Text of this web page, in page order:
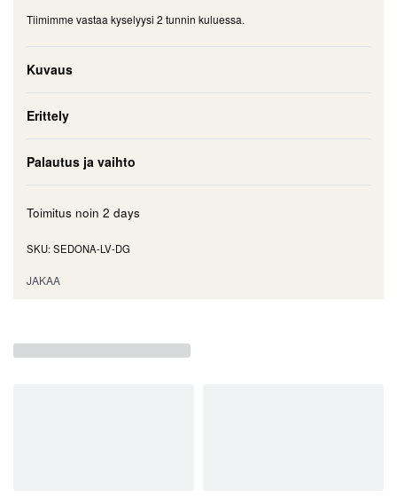
Tiimimme vastaa kyselyysi 2 tunnin kuluessa.
Kuvaus
Erittely
Palautus ja vaihto
Toimitus noin 2 days
SEDONA-LV-DG
JAKAA